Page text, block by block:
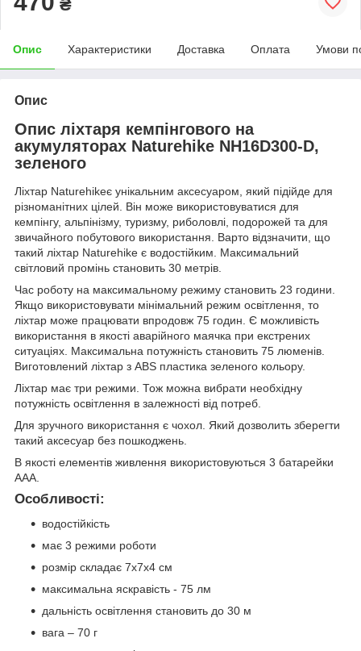
₴
Опис Характеристики Доставка Оплата Умови
Опис
Опис ліхтаря кемпінгового на
акумуляторах Naturehike NH16D300-D,
зеленого
Ліхтар Naturehikeє унікальним аксесуаром, який підійде для
різноманітних цілей. Він може використовуватися для
кемпінгу, альпінізму, туризму, риболовлі, подорожей та для
звичайного побутового використання. Варто відзначити, що
такий ліхтар Naturehike є водостійким. Максимальний
світловий промінь становить 30 метрів.
Час роботу на максимальному режиму становить 23 години.
Якщо використовувати мінімальний режим освітлення, то
ліхтар може працювати впродовж 75 годин. Є можливість
використання в якості аварійного маячка при екстрених
ситуаціях. Максимальна потужність становить 75 люменів.
Виготовлений ліхтар з ABS пластика зеленого кольору.
Ліхтар має три режими. Тож можна вибрати необхідну
потужність освітлення в залежності від потреб.
Для зручного використання є чохол. Який дозволить зберегти
такий аксесуар без пошкоджень.
В якості елементів живлення використовуються 3 батарейки
AAA.
Особливості:
водостійкість
має 3 режими роботи
розмір складає 7х7х4 см
максимальна яскравість - 75 лм
дальність освітлення становить до 30 м
вага – 70 г